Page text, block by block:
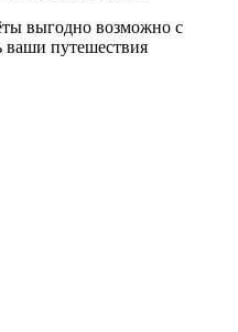
выгодно возможно с
ваши путешествия